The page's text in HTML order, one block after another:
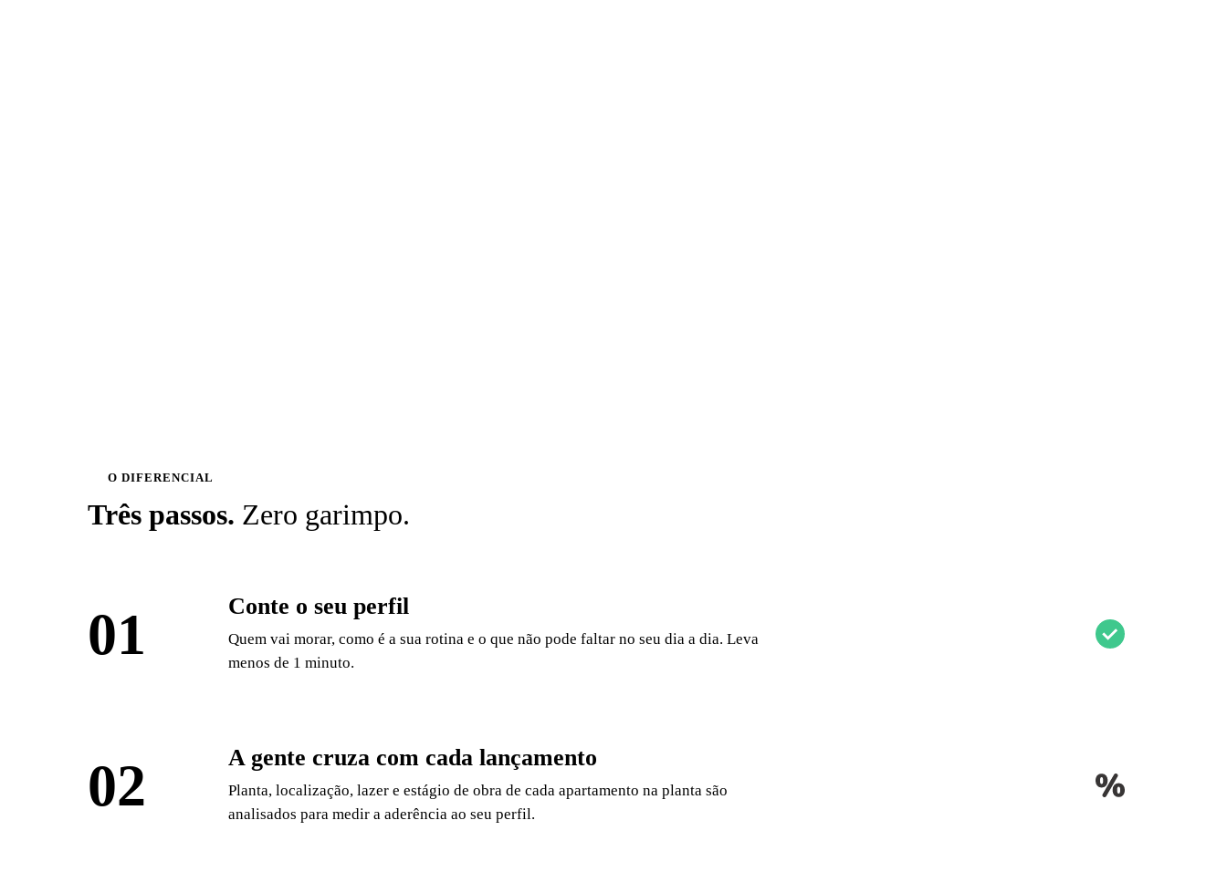
O DIFERENCIAL
Três passos. Zero garimpo.
01 Conte o seu perfil
Quem vai morar, como é a sua rotina e o que não pode faltar no seu dia a dia. Leva
menos de 1 minuto.
02 A gente cruza com cada lançamento
Planta, localização, lazer e estágio de obra de cada apartamento na planta são
analisados para medir a aderência ao seu perfil.